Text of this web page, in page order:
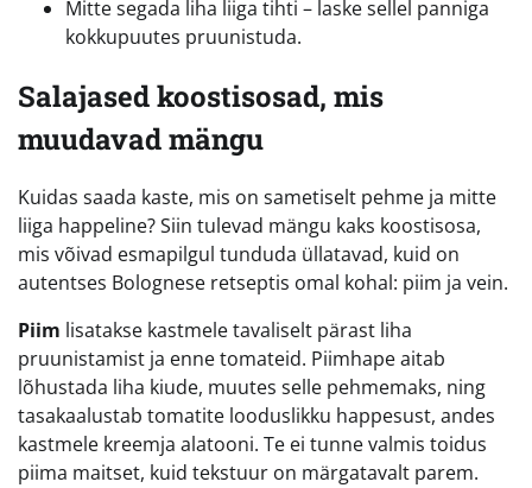
Mitte segada liha liiga tihti – laske sellel panniga
kokkupuutes pruunistuda.
Salajased koostisosad, mis
muudavad mängu
Kuidas saada kaste, mis on sametiselt pehme ja mitte
liiga happeline? Siin tulevad mängu kaks koostisosa,
mis võivad esmapilgul tunduda üllatavad, kuid on
autentses Bolognese retseptis omal kohal: piim ja vein.
Piim lisatakse kastmele tavaliselt pärast liha
pruunistamist ja enne tomateid. Piimhape aitab
lõhustada liha kiude, muutes selle pehmemaks, ning
tasakaalustab tomatite looduslikku happesust, andes
kastmele kreemja alatooni. Te ei tunne valmis toidus
piima maitset, kuid tekstuur on märgatavalt parem.